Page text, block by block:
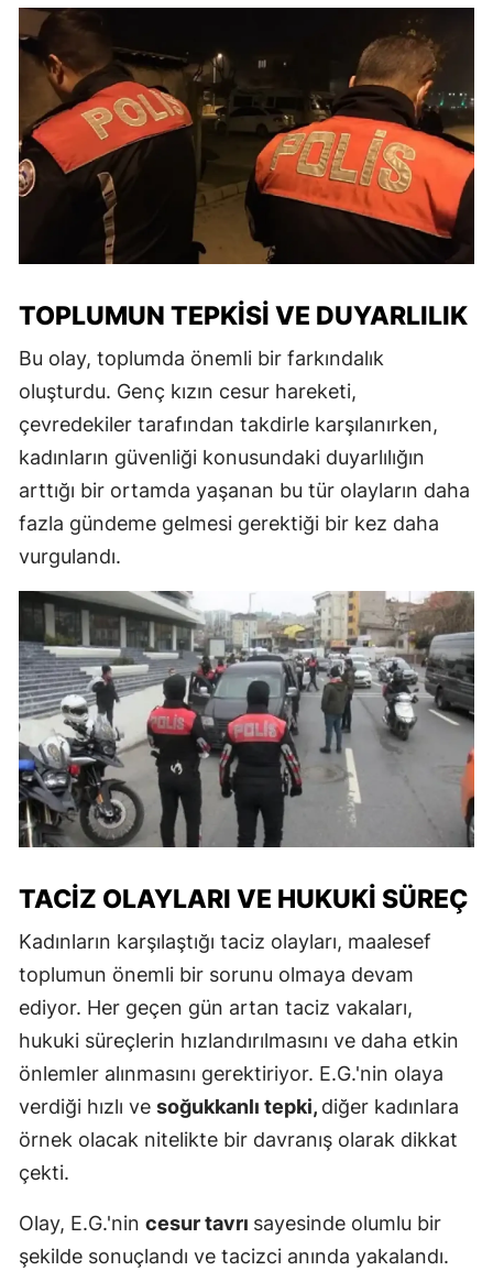
TOPLUMUN TEPKISI VE DUYARLILIK
Bu olay, toplumda önemli bir farkındalık
oluşturdu. Genç kızın cesur hareketi,
çevredekiler tarafından takdirle karşılanırken,
kadınların güvenliği konusundaki duyarlılığın
arttığı bir ortamda yaşanan bu tür olayların daha
fazla gündeme gelmesi gerektiği bir kez daha
vurgulandı.
TACIZ OLAYLARI VE HUKUKI SÜREÇ
Kadınların karşılaştığı taciz olayları, maalesef
toplumun önemli bir sorunu olmaya devam
ediyor. Her geçen gün artan taciz vakaları,
hukuki süreçlerin hızlandırılmasını ve daha etkin
önlemler alınmasını gerektiriyor. E.G.'nin olaya
verdiği hızlı ve soğukkanlı tepki, diğer kadınlara
örnek olacak nitelikte bir davranış olarak dikkat
çekti.
Olay, E.G.'nin cesur tavrı sayesinde olumlu bir
şekilde sonuçlandı ve tacizci anında yakalandı.